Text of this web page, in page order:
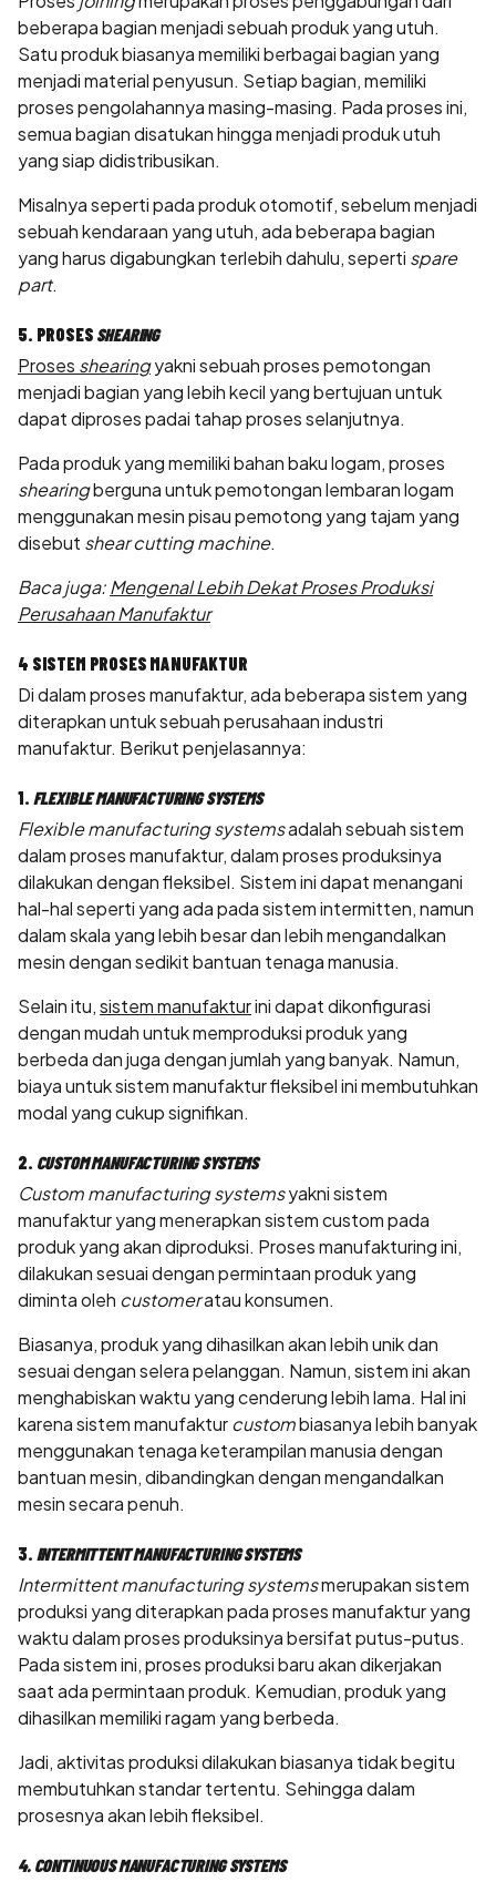
beberapa bagian menjadi sebuah produk yang utuh.
Satu produk biasanya memiliki berbagai bagian yang
menjadi material penyusun. Setiap bagian, memiliki
proses pengolahannya masing-masing. Pada proses ini,
semua bagian disatukan hingga menjadi produk utuh
yang siap didistribusikan.
Misalnya seperti pada produk otomotif, sebelum menjadi
sebuah kendaraan yang utuh, ada beberapa bagian
yang harus digabungkan terlebih dahulu, seperti spare
part.
5. PROSES SHEARING
Proses shearingyakni sebuah proses pemotongan
menjadi bagian yang lebih kecil yang bertujuan untuk
dapat diproses padai tahap proses selanjutnya.
Pada produk yang memiliki bahan baku logam, proses
shearingberguna untuk pemotongan lembaran logam
menggunakan mesin pisau pemotong yang tajam yang
disebut shear cutting machine.
Baca juga:Mengenal Lebih Dekat Proses Produksi
Perusahaan Manufaktur
4 SISTEM PROSES MANUFAKTUR
Di dalam proses manufaktur, ada beberapa sistem yang
diterapkan untuk sebuah perusahaan industri
manufaktur. Berikut penjelasannya:
1. FLEXIBLE MANUFACTURING SYSTEMS
Flexible manufacturing systemsadalah sebuah sistem
dalam proses manufaktur, dalam proses produksinya
dilakukan dengan fleksibel. Sistem ini dapat menangani
hal-hal seperti yang ada pada sistem intermitten, namun
dalam skala yang lebih besar dan lebih mengandalkan
mesin dengan sedikit bantuan tenaga manusia.
Selain itu,sistem manufakturini dapat dikonfigurasi
dengan mudah untuk memproduksi produk yang
berbeda dan juga dengan jumlah yang banyak. Namun,
biaya untuk sistem manufaktur fleksibel ini membutuhkan
modal yang cukup signifikan.
2. CUSTOM MANUFACTURING SYSTEMS
Custom manufacturing systemsyakni sistem
manufaktur yang menerapkan sistem custom pada
produk yang akan diproduksi. Proses manufakturing ini,
dilakukan sesuai dengan permintaan produk yang
diminta oleh customeratau konsumen.
Biasanya, produk yang dihasilkan akan lebih unik dan
sesuai dengan selera pelanggan. Namun, sistem ini akan
menghabiskan waktu yang cenderung lebih lama. Hal ini
karena sistem manufakturcustombiasanya lebih banyak
menggunakan tenaga keterampilan manusia dengan
bantuan mesin, dibandingkan dengan mengandalkan
mesin secara penuh.
3. INTERMITTENT MANUFACTURING SYSTEMS
Intermittent manufacturing systemsmerupakan sistem
produksi yang diterapkan pada proses manufaktur yang
waktu dalam proses produksinya bersifat putus-putus.
Pada sistem ini, proses produksi baru akan dikerjakan
saat ada permintaan produk. Kemudian, produk yang
dihasilkan memiliki ragam yang berbeda.
Jadi, aktivitas produksi dilakukan biasanya tidak begitu
membutuhkan standar tertentu. Sehingga dalam
prosesnya akan lebih fleksibel.
4. CONTINUOUS MANUFACTURING SYSTEMS